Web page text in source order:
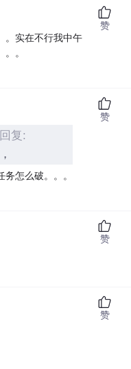
。实在不行我中午
。
赞
复:
怎么破。。。
赞
赞
赞